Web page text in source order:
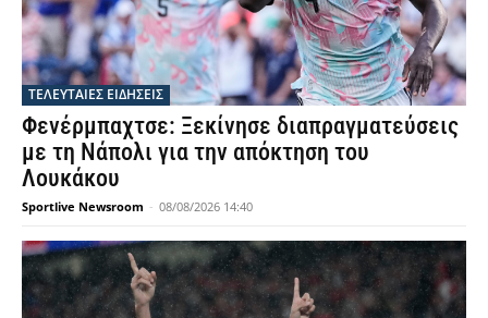
ΤΕΛΕΥΤΑΙΕΣ ΕΙΔΗΣΕΙΣ
Φενέρμπαχτσε: Ξεκίνησε διαπραγματεύσεις
με τη Νάπολι για την απόκτηση του
Λουκάκου
Sportlive Newsroom - 08/08/2026 14:40